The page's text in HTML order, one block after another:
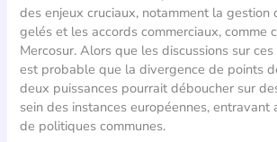
des enjeux cruciaux, notamment la gestion
gelés et les accords commerciaux, comme
Mercosur. Alors que les discussions sur
est probable que la divergence de points
deux puissances pourrait déboucher sur
sein des instances européennes, entravant
de politiques communes.